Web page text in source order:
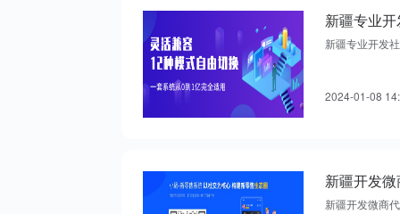
新疆专业开发
2024-01-08
新疆开发微商